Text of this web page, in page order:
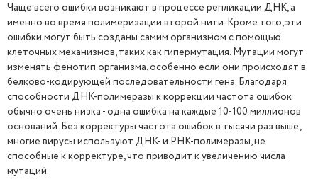
Чаще всего ошибки возникают в процессе репликации ДНК, а
именно во время полимеризации второй нити. Кроме того, эти
ошибки могут быть созданы самим организмом с помощью
клеточных механизмов, таких как гипермутация. Мутации могут
изменять фенотип организма, особенно если они происходят в
белково-кодирующей последовательности гена. Благодаря
способности ДНК-полимеразы к коррекции частота ошибок
обычно очень низка - одна ошибка на каждые 10-100 миллионов
оснований. Без корректуры частота ошибок в тысячи раз выше;
многие вирусы используют ДНК- и РНК-полимеразы, не
способные к корректуре, что приводит к увеличению числа
мутаций.